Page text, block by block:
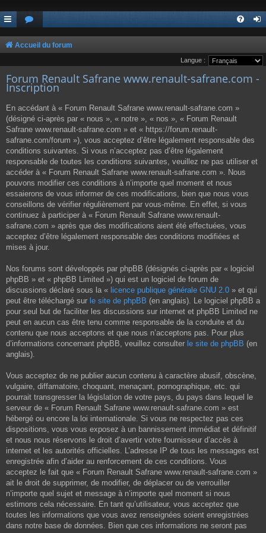
Accueil du forum
Langue :
Forum Renault Safrane www.renault-safrane.com -
Inscription
En accédant à « Forum Renault Safrane www.renault-safrane.com »
(désigné ci-après par « nous », « notre », « nos », « Forum Renault
Safrane www.renault-safrane.com » et « https://forum.renault-
safrane.com/forum »), vous acceptez d’être légalement responsable des
conditions suivantes. Si vous n’acceptez pas d’être légalement
responsable de toutes les conditions suivantes, veuillez ne pas utiliser et
accéder à « Forum Renault Safrane www.renault-safrane.com ». Nous
pouvons modifier ces conditions à n’importe quel moment et nous
essaierons de vous informer de ces modifications, bien que nous vous
conseillons de vérifier régulièrement par vous-même. En effet, si vous
continuez à participer à « Forum Renault Safrane www.renault-
safrane.com » après que des modifications aient été effectuées, vous
acceptez d’être légalement responsable des conditions modifiées et
mises à jour.
Nos forums sont développés par phpBB (désignés ci-après par « logiciel
phpBB » et « phpBB Limited ») qui est un logiciel de forum de
discussions déclaré sous la « licence publique générale GNU 2.0 » et qui
peut être téléchargé sur le site de phpBB (en anglais). Le logiciel phpBB a
pour seul but de faciliter les discussions sur internet et phpBB Limited ne
peut en aucun cas être tenu comme responsable de la conduite et du
contenu que nous acceptons et que nous n’acceptons pas. Pour plus
d’informations concernant phpBB, veuillez consulter le site de phpBB (en
anglais).
Vous acceptez de ne publier aucun contenu à caractère abusif, obscène,
vulgaire, diffamatoire, choquant, menaçant, pornographique, etc. qui
pourrait transgresser la législation de votre pays, du pays dans lequel le
serveur de « Forum Renault Safrane www.renault-safrane.com » est
hébergé ou encore la loi internationale. Si vous ne respectez pas ces
dispositions, vous vous exposez à un bannissement immédiat et définitif
et nous nous réservons le droit d’avertir votre fournisseur d’accès à
internet et les autorités officielles. L’adresse IP de tous les messages est
enregistrée afin d’aider au renforcement de ces conditions. Vous
acceptez le fait que « Forum Renault Safrane www.renault-safrane.com »
ait le droit de supprimer, de modifier, de déplacer ou de verrouiller
n’importe quel sujet et message à n’importe quel moment si nous
estimons cela nécessaire. En tant qu’utilisateur, vous acceptez que
toutes les informations que vous avez renseignées soient enregistrées
dans notre base de données. Bien que ces informations ne seront pas